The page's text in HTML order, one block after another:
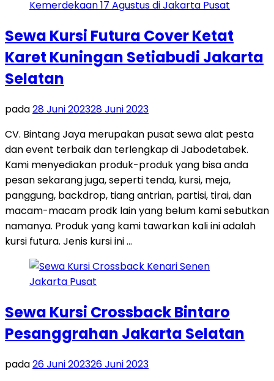
Sewa Kursi Futura Cover Ketat
Karet Kuningan Setiabudi Jakarta
Selatan
pada28 Juni 202328 Juni 2023
CV. Bintang Jaya merupakan pusat sewa alat pesta
dan event terbaik dan terlengkap di Jabodetabek.
Kami menyediakan produk-produk yang bisa anda
pesan sekarang juga, seperti tenda, kursi, meja,
panggung, backdrop, tiang antrian, partisi, tirai, dan
macam-macam prodk lain yang belum kami sebutkan
namanya. Produk yang kami tawarkan kali ini adalah
kursi futura. Jenis kursi ini …
Sewa Kursi Crossback Bintaro
Pesanggrahan Jakarta Selatan
pada26 Juni 202326 Juni 2023